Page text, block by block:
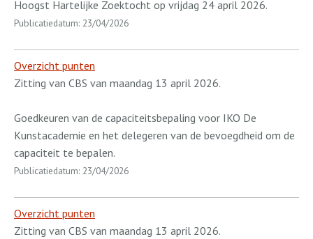
Hoogst Hartelijke Zoektocht op vrijdag 24 april 2026.
Publicatiedatum: 23/04/2026
Overzicht punten
Zitting van CBS van maandag 13 april 2026.
Goedkeuren van de capaciteitsbepaling voor IKO De
Kunstacademie en het delegeren van de bevoegdheid om de
capaciteit te bepalen.
Publicatiedatum: 23/04/2026
Overzicht punten
Zitting van CBS van maandag 13 april 2026.